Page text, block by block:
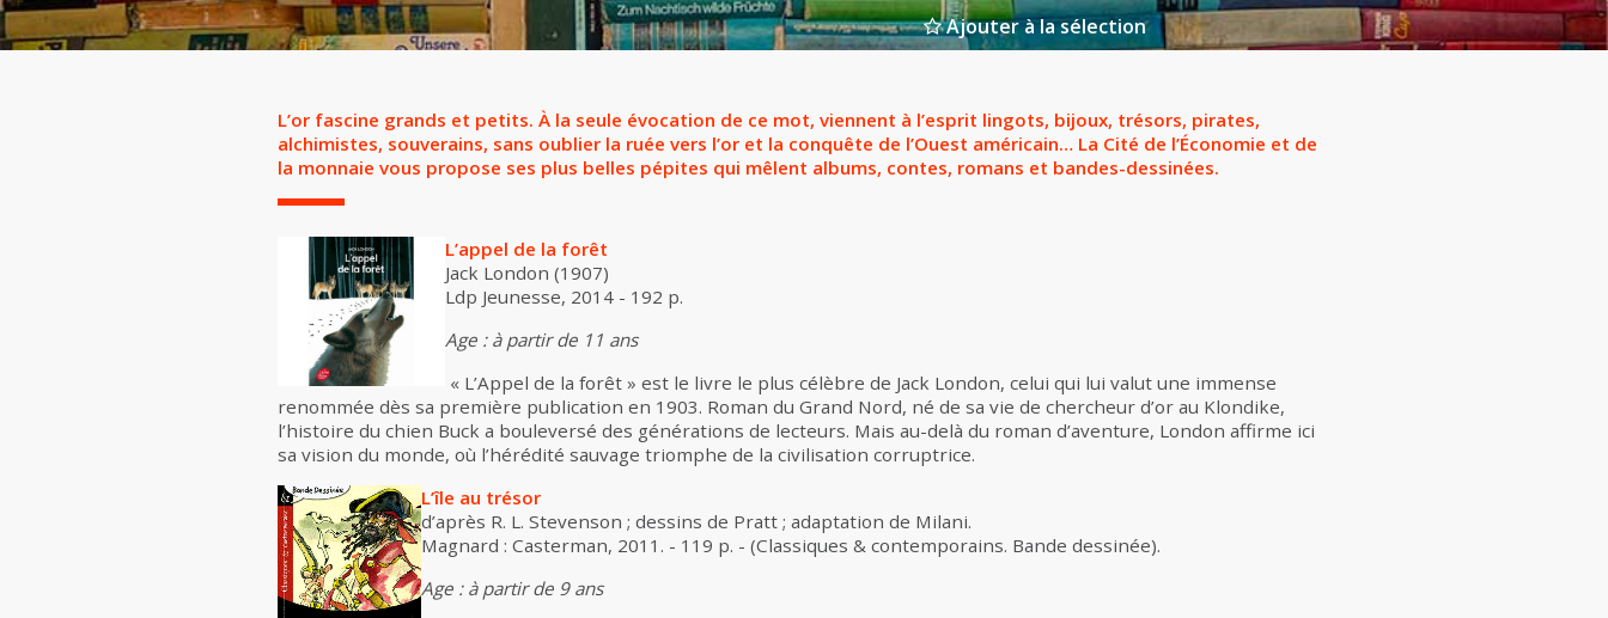
Ajouter à la sélection
L’or fascine grands et petits. À la seule évocation de ce mot, viennent à l’esprit lingots, bijoux, trésors, pirates,
alchimistes, souverains, sans oublier la ruée vers l’or et la conquête de l’Ouest américain… La Cité de l’Économie et de
la monnaie vous propose ses plus belles pépites qui mêlent albums, contes, romans et bandes-dessinées.
L’appel de la forêt
Jack London (1907)
Ldp Jeunesse, 2014 - 192 p.
Age : à partir de 11 ans
« L’Appel de la forêt » est le livre le plus célèbre de Jack London, celui qui lui valut une immense
renommée dès sa première publication en 1903. Roman du Grand Nord, né de sa vie de chercheur d’or au Klondike,
l’histoire du chien Buck a bouleversé des générations de lecteurs. Mais au-delà du roman d’aventure, London affirme ici
sa vision du monde, où l’hérédité sauvage triomphe de la civilisation corruptrice.
L’île au trésor
d’après R. L. Stevenson ; dessins de Pratt ; adaptation de Milani.
Magnard : Casterman, 2011. - 119 p. - (Classiques & contemporains. Bande dessinée).
Age : à partir de 9 ans